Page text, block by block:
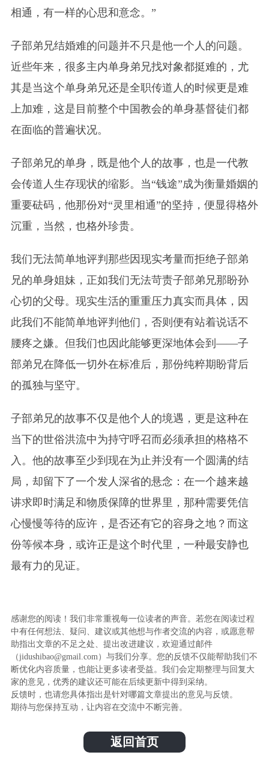
相通，有一样的心思和意念。”
子部弟兄结婚难的问题并不只是他一个人的问题。
近些年来，很多主内单身弟兄找对象都挺难的，尤
其是当这个单身弟兄还是全职传道人的时候更是难
上加难，这是目前整个中国教会的单身基督徒们都
在面临的普遍状况。
子部弟兄的单身，既是他个人的故事，也是一代教
会传道人生存现状的缩影。当“钱途”成为衡量婚姻的
重要砝码，他那份对“灵里相通”的坚持，便显得格外
沉重，当然，也格外珍贵。
我们无法简单地评判那些因现实考量而拒绝子部弟
兄的单身姐妹，正如我们无法苛责子部弟兄那盼孙
心切的父母。现实生活的重重压力真实而具体，因
此我们不能简单地评判他们，否则便有站着说话不
腰疼之嫌。但我们也因此能够更深地体会到——子
部弟兄在降低一切外在标准后，那份纯粹期盼背后
的孤独与坚守。
子部弟兄的故事不仅是他个人的境遇，更是这种在
当下的世俗洪流中为持守呼召而必须承担的格格不
入。他的故事至少到现在为止并没有一个圆满的结
局，却留下了一个发人深省的悬念：在一个越来越
讲求即时满足和物质保障的世界里，那种需要凭信
心慢慢等待的应许，是否还有它的容身之地？而这
份等候本身，或许正是这个时代里，一种最安静也
最有力的见证。
感谢您的阅读！我们非常重视每一位读者的声音。若您在阅读过程
中有任何想法、疑问、建议或其他想与作者交流的内容，或愿意帮
助指出文章的不足之处、提出改进建议，欢迎通过邮件
（jidushibao@gmail.com）与我们分享。您的反馈不仅能帮助我们不
断优化内容质量，也能让更多读者受益。我们会定期整理与回复大
家的意见，优秀的建议还可能在后续更新中得到采纳。
反馈时，也请您具体指出是针对哪篇文章提出的意见与反馈。
期待与您保持互动，让内容在交流中不断完善。
返回首页